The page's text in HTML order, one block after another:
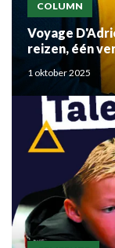
COLUMN
Voyage
reizen, één
Mouden
1 oktober 2025